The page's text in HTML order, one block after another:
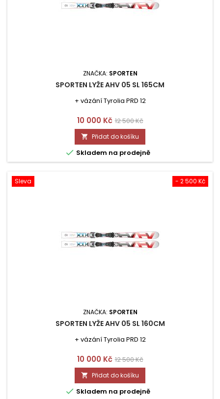
ZNAČKA: SPORTEN
SPORTEN LYŽE AHV 05 SL 165CM
+ vázání Tyrolia PRD 12
Cena
10 000 Kč Běžná
cena
12 500 Kč
 Přidat do košíku
 Skladem na prodejně
- 2 500 Kč
Sleva
ZNAČKA: SPORTEN
SPORTEN LYŽE AHV 05 SL 160CM
+ vázání Tyrolia PRD 12
Cena
10 000 Kč Běžná
cena
12 500 Kč
 Přidat do košíku
 Skladem na prodejně